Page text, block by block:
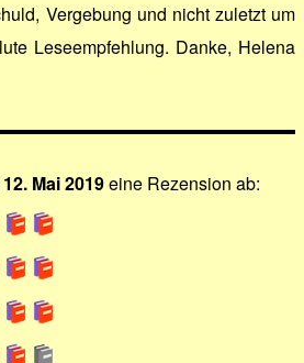
Vergebung und nicht zuletzt um
Leseempfehlung. Danke, Helena
12. Mai 2019eine Rezension ab: